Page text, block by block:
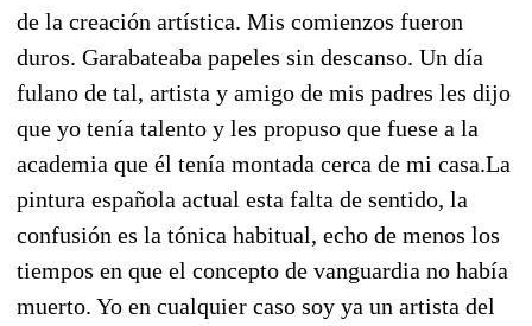
de la creación artística. Mis comienzos fueron
duros. Garabateaba papeles sin descanso. Un día
fulano de tal, artista y amigo de mis padres les dijo
que yo tenía talento y les propuso que fuese a la
academia que él tenía montada cerca de mi casa.La
pintura española actual esta falta de sentido, la
confusión es la tónica habitual, echo de menos los
tiempos en que el concepto de vanguardia no había
muerto. Yo en cualquier caso soy ya un artista del